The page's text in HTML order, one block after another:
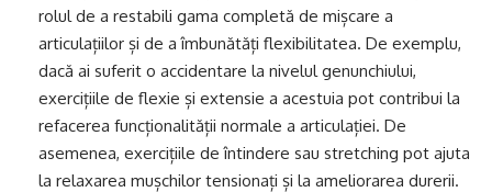
rolul de a restabili gama completă de mișcare a
articulațiilor și de a îmbunătăți flexibilitatea. De exemplu,
dacă ai suferit o accidentare la nivelul genunchiului,
exercițiile de flexie și extensie a acestuia pot contribui la
refacerea funcționalității normale a articulației. De
asemenea, exercițiile de întindere sau stretching pot ajuta
la relaxarea mușchilor tensionați și la ameliorarea durerii.